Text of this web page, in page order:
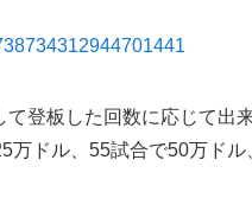
登板した回数に応じて出
万ドル、55試合で50万ド